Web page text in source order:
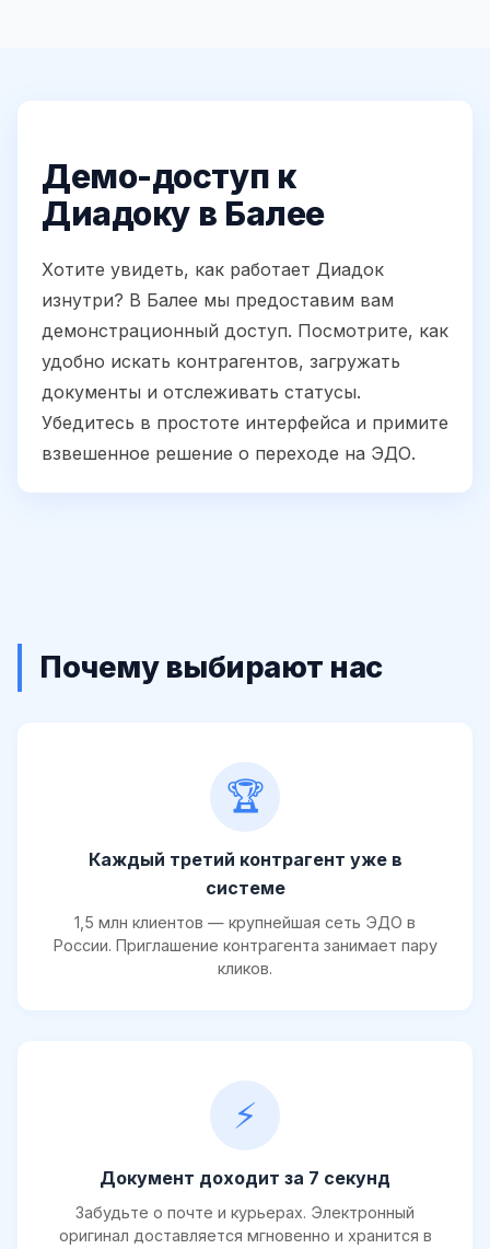
Демо-доступ к
Диадоку в Балее
Хотите увидеть, как работает Диадок
изнутри? В Балее мы предоставим вам
демонстрационный доступ. Посмотрите, как
удобно искать контрагентов, загружать
документы и отслеживать статусы.
Убедитесь в простоте интерфейса и примите
взвешенное решение о переходе на ЭДО.
Почему выбирают нас
🏆
Каждый третий контрагент уже в
системе
1,5 млн клиентов — крупнейшая сеть ЭДО в
России. Приглашение контрагента занимает пару
кликов.
⚡
Документ доходит за 7 секунд
Забудьте о почте и курьерах. Электронный
оригинал доставляется мгновенно и хранится в